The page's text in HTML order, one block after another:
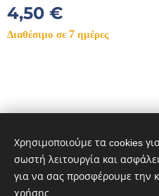
4,50 €
Διαθέσιμο σε 7 ημέρες
Χρησιμοποιούμε τα cookies
σωστή λειτουργία και
για να σας προσφέρουμε την
χρήσης.